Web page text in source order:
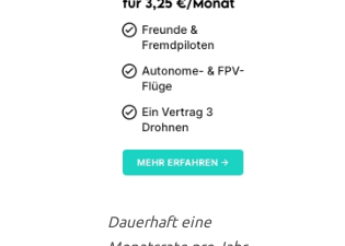
Dauerhaft eine